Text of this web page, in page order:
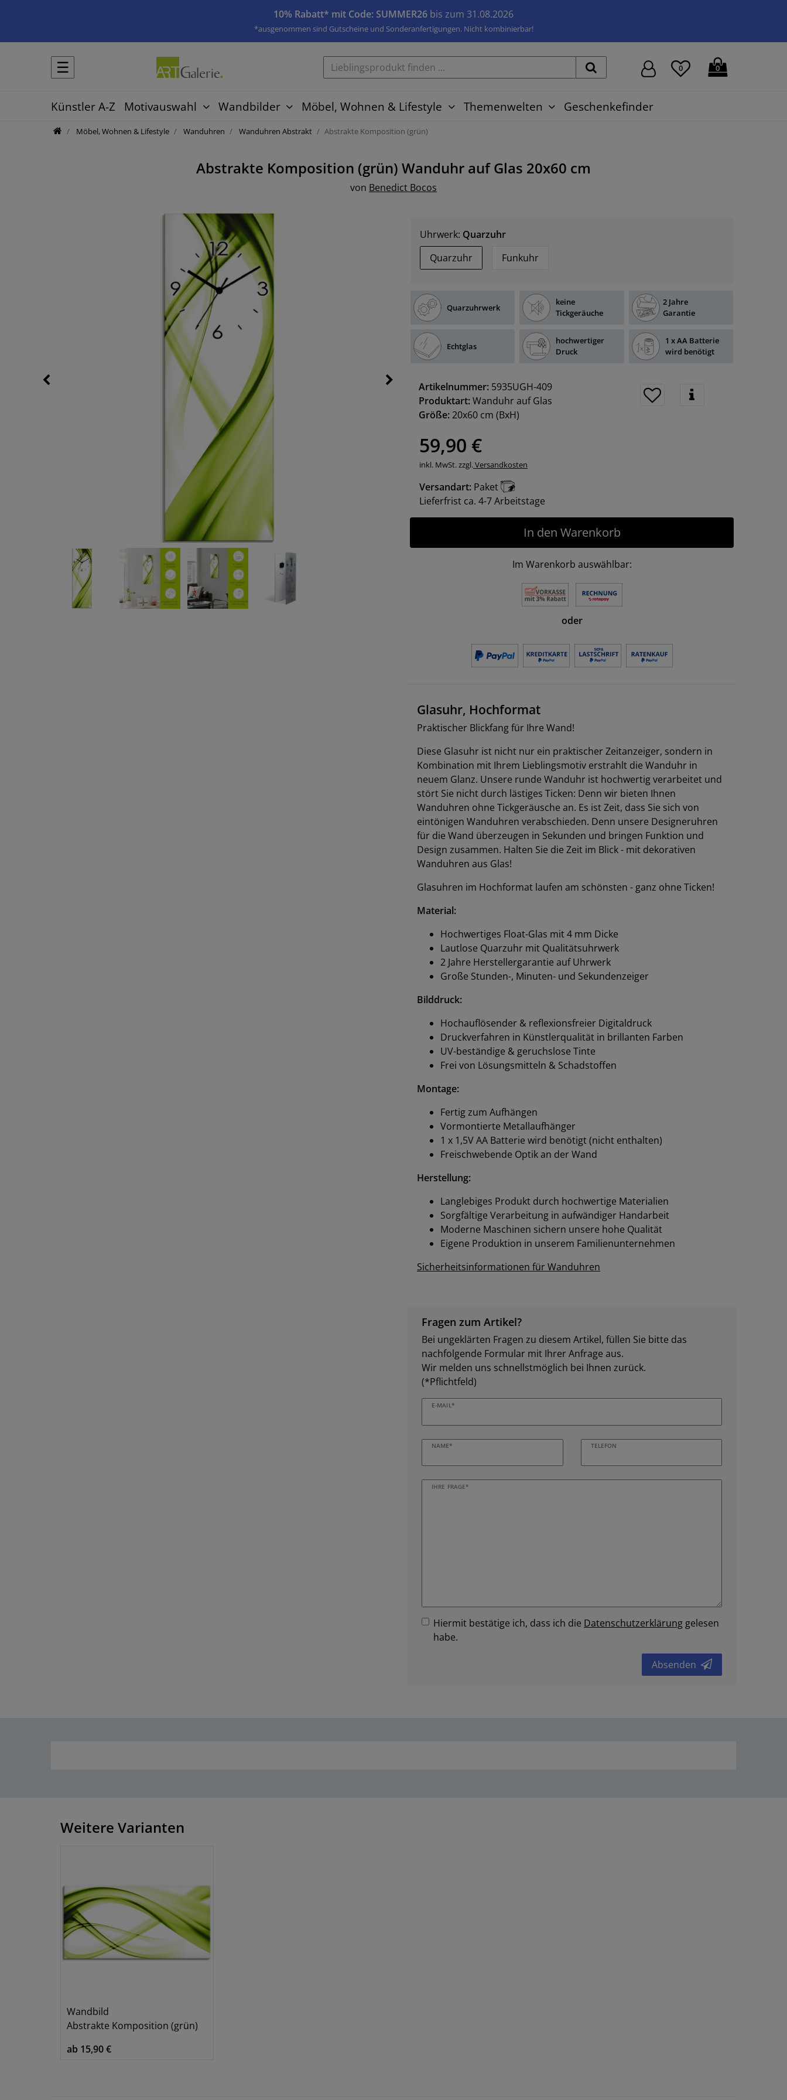
10% Rabatt* mit Code: SUMMER26 bis zum 31.08.2026
*ausgenommen sind Gutscheine und Sonderanfertigungen. Nicht kombinierbar!
☰ 0 0
Künstler A-Z Motivauswahl Wandbilder Möbel, Wohnen & Lifestyle Themenwelten Geschenkefinder
Möbel, Wohnen & Lifestyle Wanduhren Wanduhren Abstrakt Abstrakte Komposition (grün)
Abstrakte Komposition (grün) Wanduhr auf Glas 20x60 cm
von Benedict Bocos
Uhrwerk: Quarzuhr
Quarzuhr
Funkuhr
Quarzuhrwerk
keine
Tickgeräuche
2 Jahre
Garantie
Echtglas
hochwertiger
Druck
1 x AA Batterie
wird benötigt
Artikelnummer: 5935UGH-409
Produktart:Wanduhr auf Glas
Größe:20x60 cm (BxH)
59,90 €
inkl. MwSt. zzgl.Versandkosten
Versandart: Paket
Lieferfrist ca. 4-7 Arbeitstage
In den Warenkorb
Im Warenkorb auswählbar:
oder
Glasuhr, Hochformat
Praktischer Blickfang für Ihre Wand!
Diese Glasuhr ist nicht nur ein praktischer Zeitanzeiger, sondern in
Kombination mit Ihrem Lieblingsmotiv erstrahlt die Wanduhr in
neuem Glanz. Unsere runde Wanduhr ist hochwertig verarbeitet und
stört Sie nicht durch lästiges Ticken: Denn wir bieten Ihnen
Wanduhren ohne Tickgeräusche an. Es ist Zeit, dass Sie sich von
eintönigen Wanduhren verabschieden. Denn unsere Designeruhren
für die Wand überzeugen in Sekunden und bringen Funktion und
Design zusammen. Halten Sie die Zeit im Blick - mit dekorativen
Wanduhren aus Glas!
Glasuhren im Hochformat laufen am schönsten - ganz ohne Ticken!
Material:
Hochwertiges Float-Glas mit 4 mm Dicke
Lautlose Quarzuhr mit Qualitätsuhrwerk
2 Jahre Herstellergarantie auf Uhrwerk
Große Stunden-, Minuten- und Sekundenzeiger
Bilddruck:
Hochauflösender & reflexionsfreier Digitaldruck
Druckverfahren in Künstlerqualität in brillanten Farben
UV-beständige & geruchslose Tinte
Frei von Lösungsmitteln & Schadstoffen
Montage:
Fertig zum Aufhängen
Vormontierte Metallaufhänger
1 x 1,5V AA Batterie wird benötigt (nicht enthalten)
Freischwebende Optik an der Wand
Herstellung:
Langlebiges Produkt durch hochwertige Materialien
Sorgfältige Verarbeitung in aufwändiger Handarbeit
Moderne Maschinen sichern unsere hohe Qualität
Eigene Produktion in unserem Familienunternehmen
Sicherheitsinformationen für Wanduhren
Fragen zum Artikel?
Bei ungeklärten Fragen zu diesem Artikel, füllen Sie bitte das
nachfolgende Formular mit Ihrer Anfrage aus.
Wir melden uns schnellstmöglich bei Ihnen zurück.
(*Pflichtfeld)
E-MAIL*
NAME* TELEFON
IHRE FRAGE*
Hiermit bestätige ich, dass ich die Daten­schutz­erklärung gelesen
habe.
Absenden
Weitere Varianten
Wandbild
Abstrakte Komposition (grün)
ab 15,90 €